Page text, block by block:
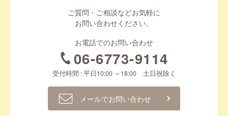
ご質問・ご相談などお気軽に
お問い合わせください。
お電話でのお問い合わせ
06-6773-9114
受付時間 : 平日10:00 ～18:00 土日祝除く
メールでお問い合わせ